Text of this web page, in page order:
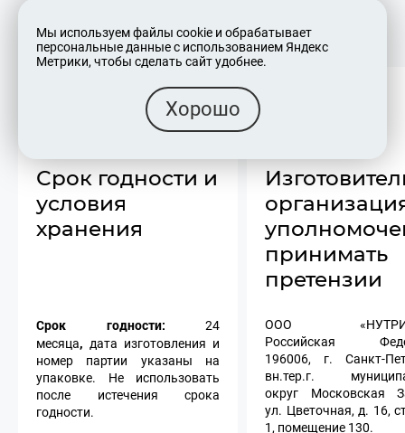
Срок годности и
условия
хранения
Срок годности: 24
месяца, дата изготовления и
номер партии указаны на
упаковке. Не использовать
после истечения срока
годности.
принимать
претензии
ООО
Российская
196006, г. Санкт-
вн.тер.г.
округ Московская
ул. Цветочная, д. 16,
1, помещение 130.
Мы используем файлы cookie и обрабатывает
персональные данные с использованием Яндекс
Метрики, чтобы сделать сайт удобнее.
Хорошо